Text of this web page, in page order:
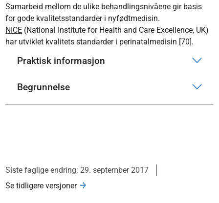
Samarbeid mellom de ulike behandlingsnivåene gir basis
for gode kvalitetsstandarder i nyfødtmedisin.
NICE (National Institute for Health and Care Excellence, UK)
har utviklet kvalitets standarder i perinatalmedisin [70].
Praktisk informasjon
Begrunnelse
Siste faglige endring: 29. september 2017
Se tidligere versjoner